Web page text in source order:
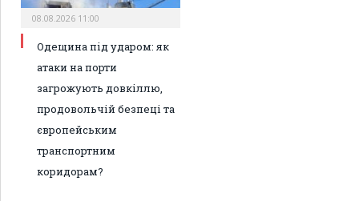
08.08.2026 11:00
Одещина під ударом: як
атаки на порти
загрожують довкіллю,
продовольчій безпеці та
європейським
транспортним
коридорам?